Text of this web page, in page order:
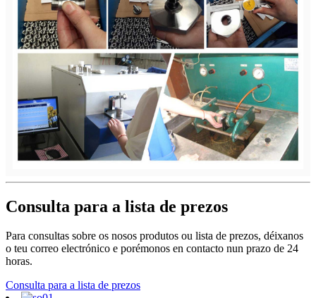
Consulta para a lista de prezos
Para consultas sobre os nosos produtos ou lista de prezos, déixanos
o teu correo electrónico e porémonos en contacto nun prazo de 24
horas.
Consulta para a lista de prezos